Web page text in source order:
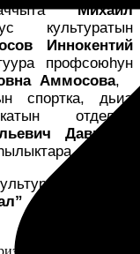
Михаил
культуратын
Иннокентий
профсоюһун
Аммосова,
спортка, дьиэ
отделын
Давыдов
үлэтин
бириэмийэ